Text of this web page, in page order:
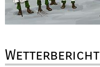
Wetterbericht